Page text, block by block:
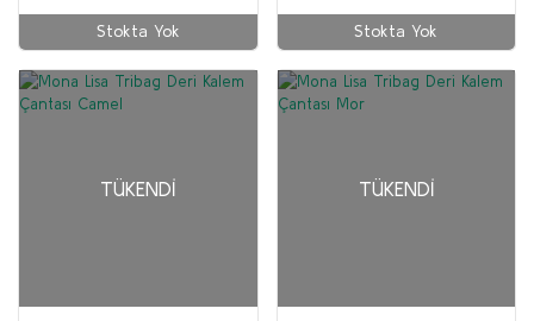
Stokta Yok Stokta Yok
TÜKENDI TÜKENDI